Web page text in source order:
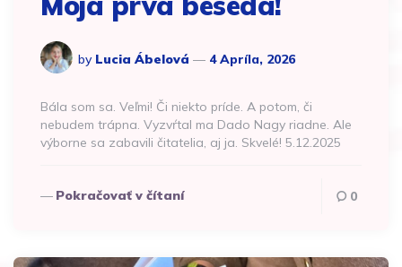
by Lucia Ábelová 4 Apríla, 2026
Bála som sa. Veľmi! Či niekto príde. A potom, či
nebudem trápna. Vyzvŕtal ma Dado Nagy riadne. Ale
výborne sa zabavili čitatelia, aj ja. Skvelé! 5.12.2025
Pokračovať v čítaní 0